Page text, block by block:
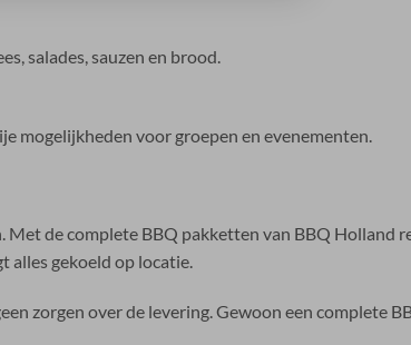
salades, sauzen en brood.
mogelijkheden voor groepen en evenementen.
de complete BBQ pakketten van BBQ Holland
alles gekoeld op locatie.
zorgen over de levering. Gewoon een complete